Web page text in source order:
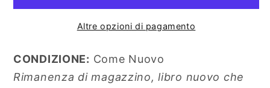
Altre opzioni di pagamento
CONDIZIONE: Come Nuovo
Rimanenza di magazzino, libro nuovo che